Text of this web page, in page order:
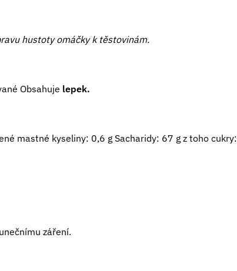
hustoty omáčky k těstovinám.
Obsahuje lepek.
mastné kyseliny: 0,6 g Sacharidy: 67 g z toho cukry:
záření.